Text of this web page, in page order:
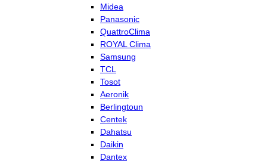
Midea
Panasonic
QuattroClima
ROYAL Clima
Samsung
TCL
Tosot
Aeronik
Berlingtoun
Centek
Dahatsu
Daikin
Dantex